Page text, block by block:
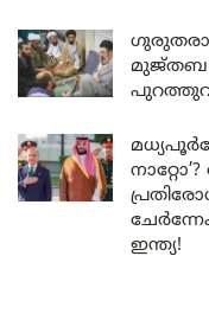
മുജ്തബ
ഇന്ത്യ!